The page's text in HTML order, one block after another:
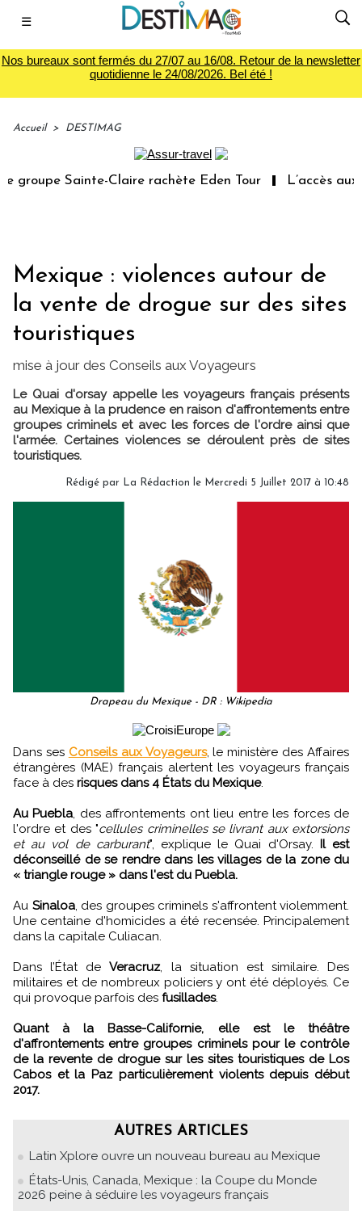
☰
Nos bureaux sont fermés du 27/07 au 16/08. Retour de la newsletter
quotidienne le 24/08/2026. Bel été !
Accueil > DESTIMAG
groupe Sainte-Claire rachète Eden Tour L’accès aux
Mexique : violences autour de
la vente de drogue sur des sites
touristiques
mise à jour des Conseils aux Voyageurs
Le Quai d'orsay appelle les voyageurs français présents
au Mexique à la prudence en raison d'affrontements entre
groupes criminels et avec les forces de l'ordre ainsi que
l'armée. Certaines violences se déroulent près de sites
touristiques.
Rédigé par La Rédaction le Mercredi 5 Juillet 2017 à 10:48
Drapeau du Mexique - DR : Wikipedia
Dans ses Conseils aux Voyageurs, le ministère des Affaires
étrangères (MAE) français alertent les voyageurs français
face à des risques dans 4 États du Mexique.
Au Puebla, des affrontements ont lieu entre les forces de
l'ordre et des "cellules criminelles se livrant aux extorsions
et au vol de carburant", explique le Quai d'Orsay.
Il est
déconseillé de se rendre dans les villages de la zone du
« triangle rouge » dans l'est du Puebla.
Au Sinaloa, des groupes criminels s'affrontent violemment.
Une centaine d'homicides a été recensée. Principalement
dans la capitale Culiacan.
Dans l’État deVeracruz, la situation est similaire. Des
militaires et de nombreux policiers y ont été déployés. Ce
qui provoque parfois des fusillades.
Quant à la Basse-Californie, elle est le théâtre
d'affrontements entre groupes criminels pour le contrôle
de la revente de drogue sur les sites touristiques de Los
Cabos et la Paz particulièrement violents depuis début
2017.
AUTRES ARTICLES
Latin Xplore ouvre un nouveau bureau au Mexique
États-Unis, Canada, Mexique : la Coupe du Monde
2026 peine à séduire les voyageurs français